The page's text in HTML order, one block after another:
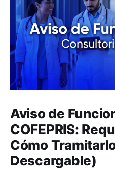
Aviso de
COFEPRIS:
Cómo
Descargable)